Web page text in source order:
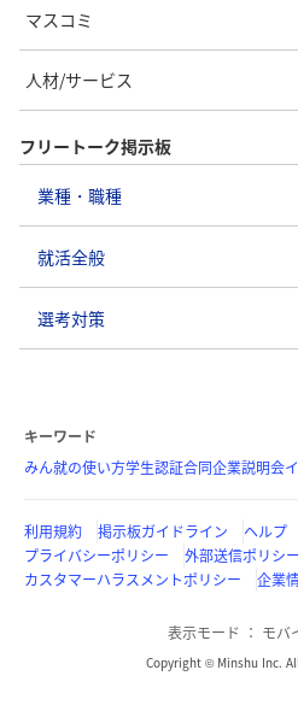
マスコミ
人材/サービス
フリートーク掲示板
業種・職種
就活全般
選考対策
キーワード
みん就の使い方学生認証合同企業説明会
利用規約 掲示板ガイドライン ヘルプ
プライバシーポリシー
外部送信ポリシー
カスタマーハラスメントポリシー
企業
表示モード モバ
Copyright © Minshu Inc.